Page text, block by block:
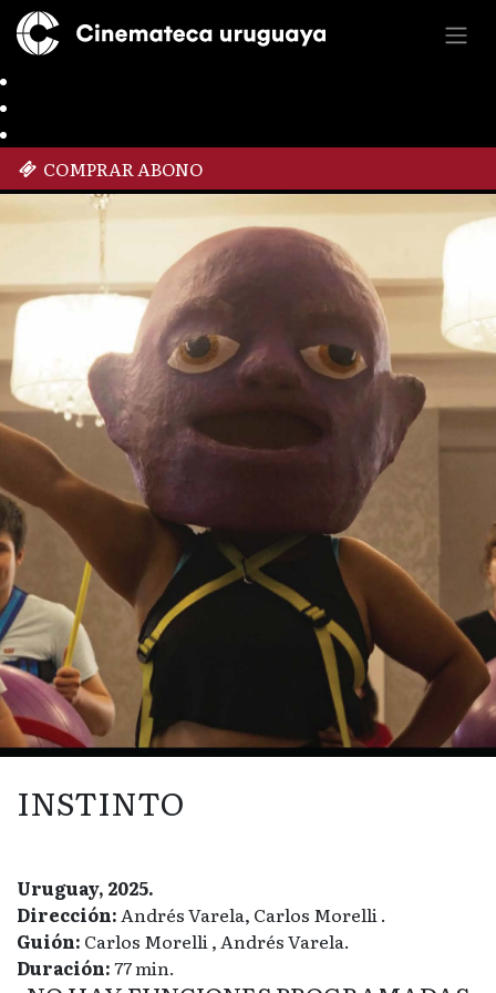
COMPRAR ABONO
INSTINTO
Uruguay, 2025.
Dirección:Andrés Varela, Carlos Morelli .
Guión: Carlos Morelli , Andrés Varela.
Duración:77 min.